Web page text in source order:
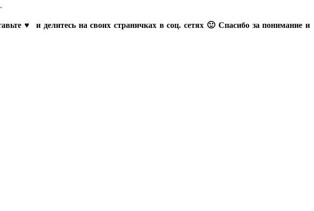
♥ и делитесь на своих страничках в соц. сетях 🙂 Спасибо за понимание и